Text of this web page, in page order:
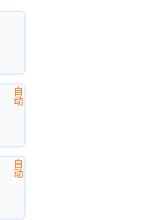
自
动
自
动